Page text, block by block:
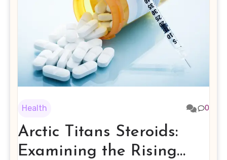
Health 0
Arctic Titans Steroids:
Examining the Rising